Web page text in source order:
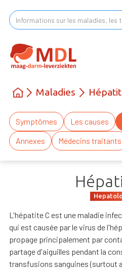
Maladies
Symptômes Les causes
Annexes
Médecins traitants
L'hépatite C est une maladie
qui est causée par le virus de
propage principalement par
partage d'aiguilles pendant la
transfusions sanguines (surtout